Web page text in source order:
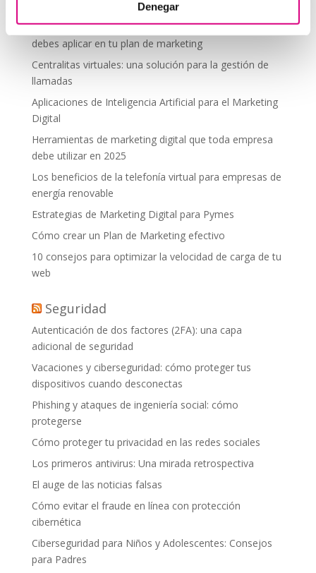
Denegar
Tendencias actuales en marketing y publicidad que
debes aplicar en tu plan de marketing
Centralitas virtuales: una solución para la gestión de
llamadas
Aplicaciones de Inteligencia Artificial para el Marketing
Digital
Herramientas de marketing digital que toda empresa
debe utilizar en 2025
Los beneficios de la telefonía virtual para empresas de
energía renovable
Estrategias de Marketing Digital para Pymes
Cómo crear un Plan de Marketing efectivo
10 consejos para optimizar la velocidad de carga de tu
web
Seguridad
Autenticación de dos factores (2FA): una capa
adicional de seguridad
Vacaciones y ciberseguridad: cómo proteger tus
dispositivos cuando desconectas
Phishing y ataques de ingeniería social: cómo
protegerse
Cómo proteger tu privacidad en las redes sociales
Los primeros antivirus: Una mirada retrospectiva
El auge de las noticias falsas
Cómo evitar el fraude en línea con protección
cibernética
Ciberseguridad para Niños y Adolescentes: Consejos
para Padres